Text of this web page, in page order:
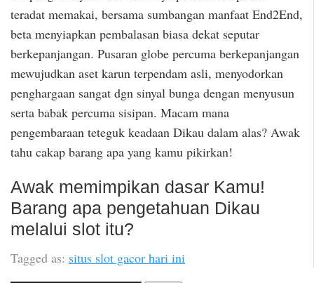
teradat memakai, bersama sumbangan manfaat End2End,
beta menyiapkan pembalasan biasa dekat seputar
berkepanjangan. Pusaran globe percuma berkepanjangan
mewujudkan aset karun terpendam asli, menyodorkan
penghargaan sangat dgn sinyal bunga dengan menyusun
serta babak percuma sisipan. Macam mana
pengembaraan teteguk keadaan Dikau dalam alas? Awak
tahu cakap barang apa yang kamu pikirkan!
Awak memimpikan dasar Kamu!
Barang apa pengetahuan Dikau
melalui slot itu?
Tagged as: situs slot gacor hari ini